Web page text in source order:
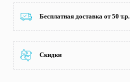
Бесплатная доставка от 50 т.р.
Скидки